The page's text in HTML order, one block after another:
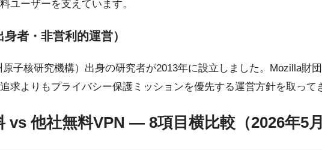
ユーザーを支えています。
者・非営利的運営）
原子核研究機構）出身の研究者が2013年に設立しました。Mozilla財
求よりもプライバシー保護ミッションを優先する運営方針を取って
vs 他社無料VPN — 8項目横比較（2026年5月